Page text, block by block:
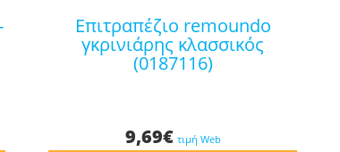
επιτραπέζιο remoundo
γκρινιάρης κλασσικός
(0187116)
9,69€ τιμή Web